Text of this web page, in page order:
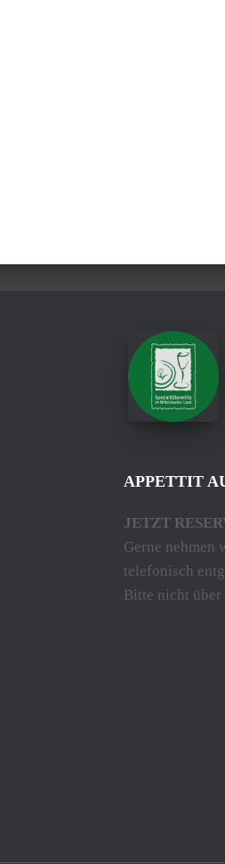
APPETTIT
JETZT
Gerne nehmen
telefonisch
Bitte nicht